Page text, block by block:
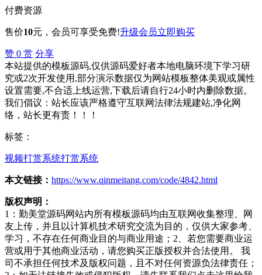
付费资源
售价10元 ，会员可享受免费!升级会员立即购买
赞 0 赏 分享
本站提供的模板源码,仅供源码爱好者本地电脑环境下学习研
究或2次开发使用,部分演示数据仅为网站模板整体美观或属性
设置需要,不合适上线运营,下载后请自行24小时内删除数据。
我们倡议：站长应该严格遵守互联网法律法规建站,净化网
络，站长更有责！！！
标签：
视频打赏系统打赏系统
本文链接： https://www.qinmeitang.com/code/4842.html
版权声明：
1：勤美堂源码网站内所有模板源码均由互联网收集整理、网
友上传，并且以计算机技术研究交流为目的，仅供大家参考、
学习，不存在任何商业目的与商业用途；2、若您需要商业运
营或用于其他商业活动，请您购买正版授权并合法使用。 我
司不承担任何技术及版权问题，且不对任何资源负法律责任；